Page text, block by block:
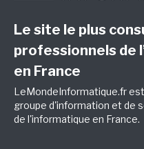
Le site le plus
professionnels de
en France
LeMondeInformatique.fr
groupe d'information et de
de l'informatique en France.